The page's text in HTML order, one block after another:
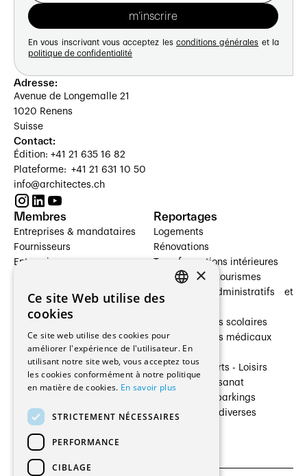
En vous inscrivant vous acceptez les conditions générales et la
politique de confidentialité
Adresse:
Avenue de Longemalle 21
1020 Renens
Suisse
Contact:
Édition: +41 21 635 16 82
Plateforme: +41 21 631 10 50
info@architectes.ch
Membres
Entreprises & mandataires
Fournisseurs
Entreprises
Architectes paysagistes
Architectes d'intérieur
Entreprises générales
Ingénieurs et mandataires
Fabricants / Fournisseurs
Régies immobilières
Gestion PPE
Reportages
Logements
Rénovations
Transformations intérieures
Hôtelleries et tourismes
Bâtiments administratifs et
Établissements scolaires
Établissements médicaux
Villas
Cultures - Sports - Loisirs
Industrie - Artisanat
Transports et parkings
Constructions diverses
×
Ce site Web utilise des
cookies
Ce site web utilise des cookies pour
améliorer l'expérience de l'utilisateur. En
utilisant notre site web, vous acceptez tous
les cookies conformément à notre politique
en matière de cookies. En savoir plus
STRICTEMENT NÉCESSAIRES
PERFORMANCE
CIBLAGE